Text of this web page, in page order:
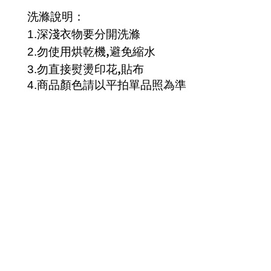
洗滌說明：
1.深淺衣物要分開洗滌
2.勿使用烘乾機,避免縮水
3.勿直接熨燙印花,貼布
4.商品顏色請以平拍單品照為準